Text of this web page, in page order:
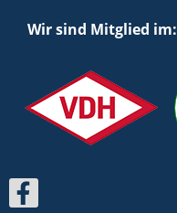
Wir sind Mitglied im: